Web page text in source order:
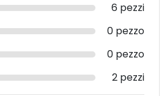
6 pezzi
0 pezzo
0 pezzo
2 pezzi